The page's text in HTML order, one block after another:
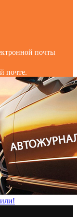
почты
почте.